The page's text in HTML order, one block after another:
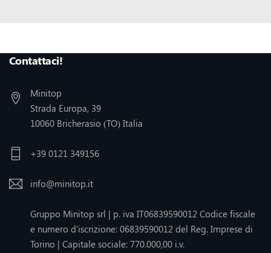
Contattaci!
Minitop
Strada Europa, 39
10060 Bricherasio (TO) Italia
+39 0121 349156
info@minitop.it
Gruppo Minitop srl | p. iva IT06839590012 Codice fiscale
e numero d'iscrizione: 06839590012 del Reg. Imprese di
Torino | Capitale sociale: 770.000,00 i.v.